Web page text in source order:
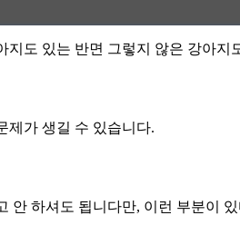
도 있는 반면 그렇지 않은 강아
제가 생길 수 있습니다.
하셔도 됩니다만, 이런 부분이